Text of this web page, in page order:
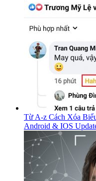
Từ A-z Cách Xóa
Android & IOS